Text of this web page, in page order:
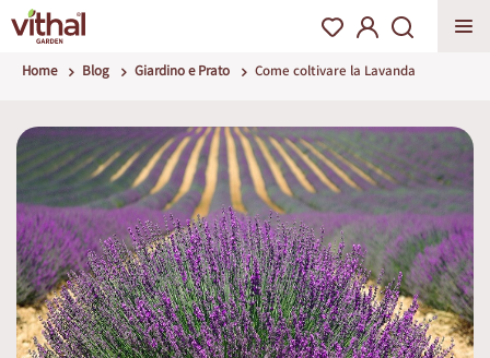
Home Blog Giardino e Prato Come coltivare la Lavanda